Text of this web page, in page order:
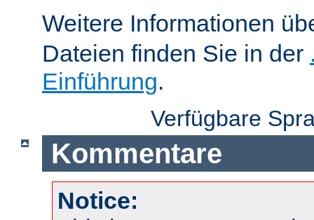
Weitere Informationen
Dateien finden Sie in der
Einführung.
Verfügbare
Kommentare
Notice: